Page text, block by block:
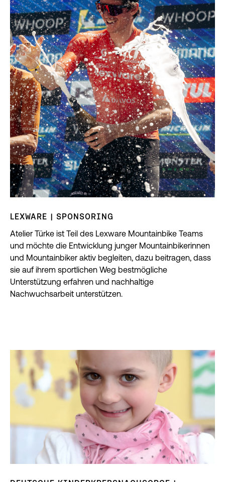
LEXWARE | SPONSORING
Atelier Türke ist Teil des Lexware Mountainbike Teams
und möchte die Entwicklung junger Mountainbikerinnen
und Mountainbiker aktiv begleiten, dazu beitragen, dass
sie auf ihrem sportlichen Weg bestmögliche
Unterstützung erfahren und nachhaltige
Nachwuchsarbeit unterstützen.